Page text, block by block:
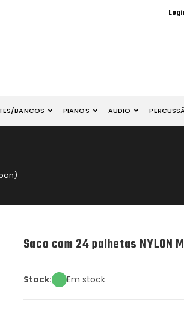
BANCOS PIANOS AUDIO
Saco com 24 palhetas NYLON
Stock: Em stock